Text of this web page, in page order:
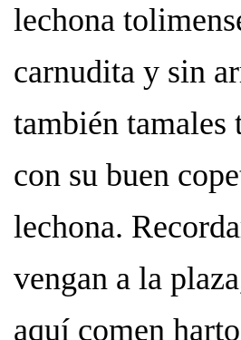
lechona
carnudita y sin
también tamales
con su buen
lechona.
vengan a la
aquí comen